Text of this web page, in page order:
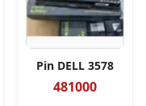
Pin DELL 3578
481000